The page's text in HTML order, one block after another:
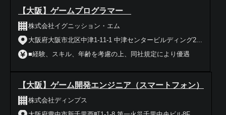
【大阪】ゲームプログラマー
株式会社イグニッション・エム
大阪府大阪市北区中津1-11-1 中津センタービルディング2...
■経験、スキル、年齢を考慮の上、同社規定により優遇
【大阪】ゲーム開発エンジニア（スマートフォン）
株式会社ディンプス